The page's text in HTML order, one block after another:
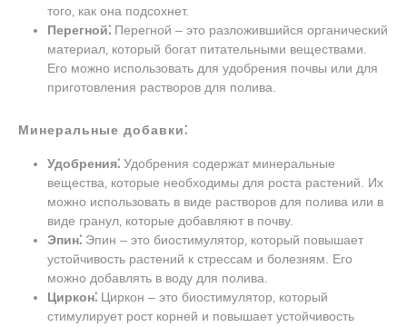
того‚ как она подсохнет.
Перегной⁚ Перегной – это разложившийся органический
материал‚ который богат питательными веществами.
Его можно использовать для удобрения почвы или для
приготовления растворов для полива.
Минеральные добавки⁚
Удобрения⁚ Удобрения содержат минеральные
вещества‚ которые необходимы для роста растений. Их
можно использовать в виде растворов для полива или в
виде гранул‚ которые добавляют в почву.
Эпин⁚ Эпин – это биостимулятор‚ который повышает
устойчивость растений к стрессам и болезням. Его
можно добавлять в воду для полива.
Циркон⁚ Циркон – это биостимулятор‚ который
стимулирует рост корней и повышает устойчивость